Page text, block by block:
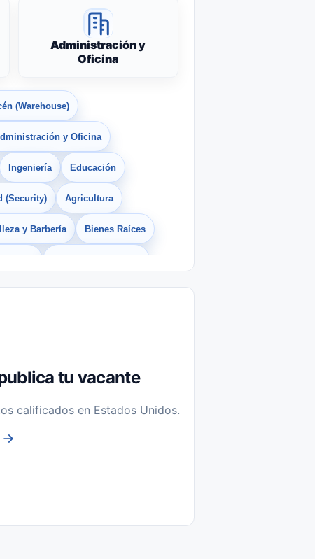
Administración y
Oficina
(Warehouse)
y Oficina
Ingeniería Educación
(Security) Agricultura
y Barbería Bienes Raíces
Sin Experiencia
tu vacante
calificados en Estados Unidos.